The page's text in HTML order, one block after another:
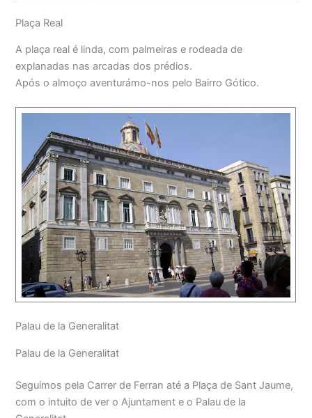
Plaça Real
A plaça real é linda, com palmeiras e rodeada de
explanadas nas arcadas dos prédios.
Após o almoço aventurámo-nos pelo Bairro Gótico.
Palau de la Generalitat
Palau de la Generalitat
Seguimos pela Carrer de Ferran até a Plaça de Sant Jaume,
com o intuito de ver o Ajuntament e o Palau de la